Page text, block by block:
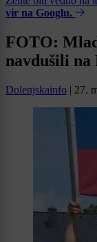
vir na Googlu.
FOTO:
navdušili na
Dolenjskainfo | 27.